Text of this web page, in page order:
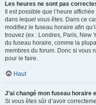
Les heures ne sont pas
Il est possible que l’heure
dans lequel vous êtes. Dans ce
modifiez le fuseau horaire afin
trouvez (ex : Londres, Paris, New
du fuseau horaire, comme la
membres du forum. Donc si vous
pour le faire.
Haut
J’ai changé mon fuseau horaire
Si vous êtes sûr d’avoir